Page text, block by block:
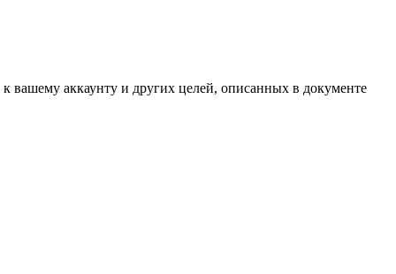
вашему аккаунту и других целей, описанных в документе